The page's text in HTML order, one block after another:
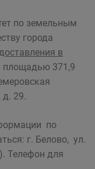
и
по земельным
города
в
площадью 371,9
д. 29.
по
г. Белово, ул.
Телефон для